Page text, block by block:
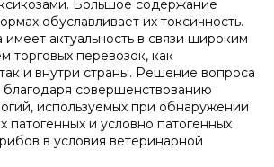
Большое содержание
обуславливает их токсичность.
актуальность в связи широким
торговых перевозок, как
и внутри страны. Решение вопроса
совершенствованию
используемых при обнаружении
патогенных и условно патогенных
в условия ветеринарной